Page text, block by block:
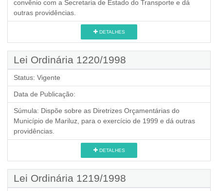
convênio com a Secretaria de Estado do Transporte e dá
outras providências.
DETALHES
Lei Ordinária 1220/1998
Status: Vigente
Data de Publicação:
Súmula: Dispõe sobre as Diretrizes Orçamentárias do
Município de Mariluz, para o exercício de 1999 e dá outras
providências.
DETALHES
Lei Ordinária 1219/1998